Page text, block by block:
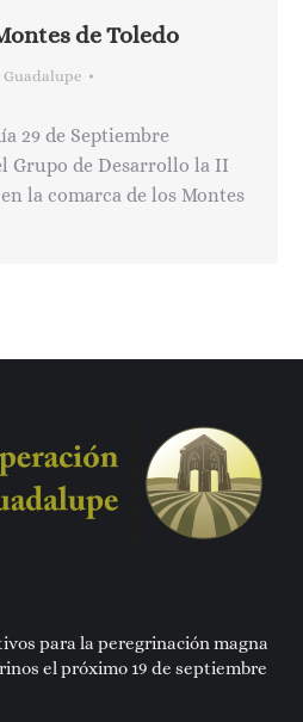
de Toledo
Guadalupe
29 de Septiembre
Grupo de Desarrollo la II
la comarca de los Montes
para la peregrinación magna
el próximo 19 de septiembre